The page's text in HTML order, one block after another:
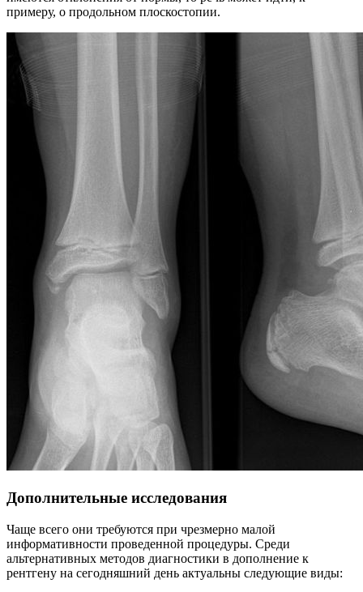
примеру, о продольном плоскостопии.
Дополнительные исследования
Чаще всего они требуются при чрезмерно малой
информативности проведенной процедуры. Среди
альтернативных методов диагностики в дополнение к
рентгену на сегодняшний день актуальны следующие виды: